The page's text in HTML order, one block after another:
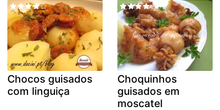
Chocos guisados
com linguiça
Choquinhos
guisados em
moscatel